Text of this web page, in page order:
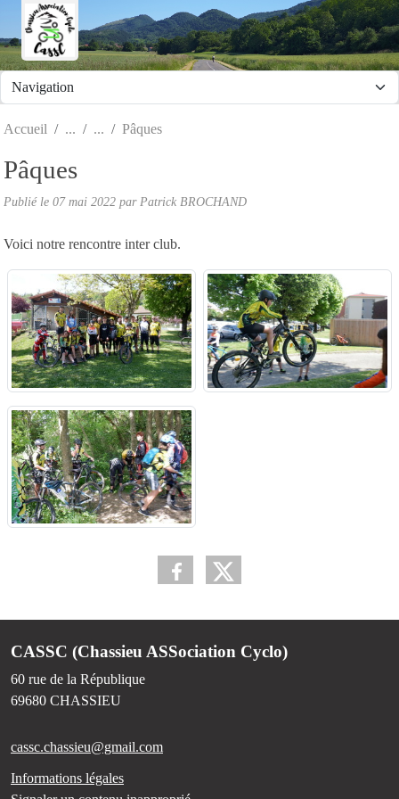
Accueil Pâques
Pâques
Publié le 07 mai 2022 par Patrick BROCHAND
Voici notre rencontre inter club.
CASSC (Chassieu ASSociation Cyclo)
60 rue de la République
69680 CHASSIEU
cassc.chassieu@gmail.com
Informations légales
Panneau de gestion des cookies